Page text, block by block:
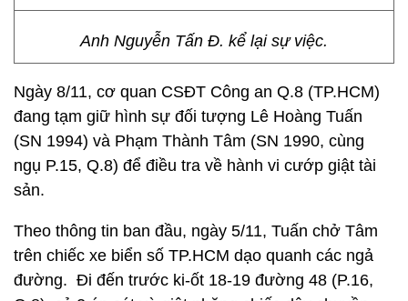
Anh Nguyễn Tấn Đ. kể lại sự việc.
Ngày 8/11, cơ quan CSĐT Công an Q.8 (TP.HCM)
đang tạm giữ hình sự đối tượng Lê Hoàng Tuấn
(SN 1994) và Phạm Thành Tâm (SN 1990, cùng
ngụ P.15, Q.8) để điều tra về hành vi cướp giật tài
sản.
Theo thông tin ban đầu, ngày 5/11, Tuấn chở Tâm
trên chiếc xe biển số TP.HCM dạo quanh các ngả
đường. Đi đến trước ki-ốt 18-19 đường 48 (P.16,